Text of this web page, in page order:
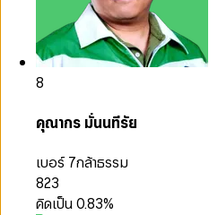
8
คุณากร มั่นนทีรัย
เบอร์ 7กล้าธรรม
823
คิดเป็น0.83%